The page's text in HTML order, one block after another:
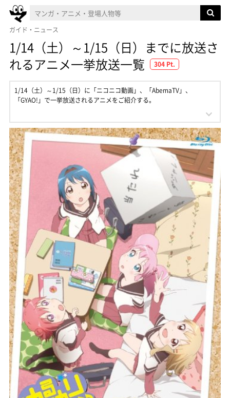
ガイド・ニュース
1/14（土）～1/15（日）までに放送さ
れるアニメ一挙放送一覧
304 Pt.
1/14（土）～1/15（日）に「ニコニコ動画」、「AbemaTV」、
「GYAO!」で一挙放送されるアニメをご紹介する。